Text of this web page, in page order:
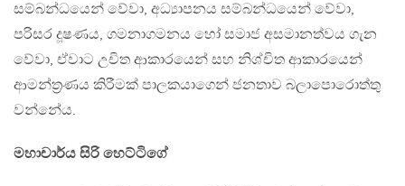
සම්බන්ධයෙන් වේවා, අධ්‍යාපනය සම්බන්ධයෙන් වේවා,
පරිසර දූෂණය, ගමනාගමනය හෝ සමාජ අසමානත්වය ගැන
වේවා, ඒවාට උචිත ආකාරයෙන් සහ නිශ්චිත ආකාරයෙන්
ආමන්ත‍්‍රණය කිරීමක් පාලකයාගෙන් ජනතාව බලාපොරොත්තු
වන්නේය.
මහාචාර්ය සිරි හෙට්ටිගේ